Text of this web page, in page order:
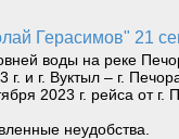
Герасимов" 21
воды на реке
и г. Вуктыл – г.
2023 г. рейса от г.
неудобства.